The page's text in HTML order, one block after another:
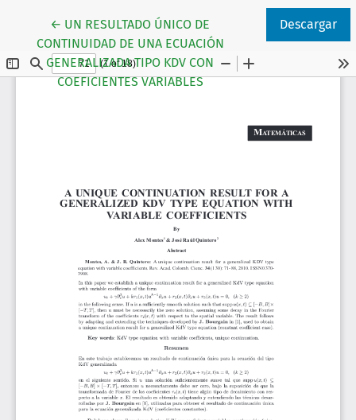
← Volver a los detalles del artículo
UN RESULTADO ÚNICO DE
CONTINUIDAD DE UNA ECUACIÓN
GENERALIZADA TIPO KDV CON
COEFICIENTES VARIABLES
Descargar